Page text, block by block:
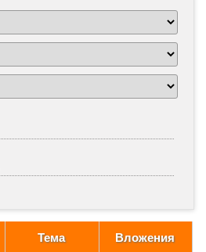
Тема Вложения